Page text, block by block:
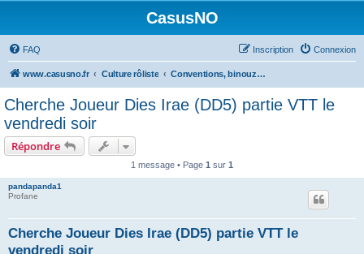
CasusNO
FAQ Connexion
Inscription
www.casusno.fr Culture rôliste Conventions, binouzes et recherche de joueurs
Cherche Joueur Dies Irae (DD5) partie VTT le
vendredi soir
Répondre
1 message • Page 1 sur 1
pandapanda1
Profane
Cherche Joueur Dies Irae (DD5) partie VTT le
vendredi soir